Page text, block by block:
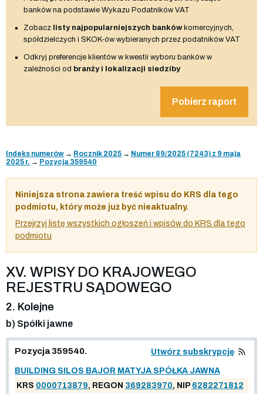
banków na podstawie Wykazu Podatników VAT
Zobacz listy najpopularniejszych bankówkomercyjnych,
spółdzielczych i SKOK-ów wybieranych przez podatników VAT
Odkryj preferencje klientów w kwestii wyboru banków w
zależności od branży i lokalizacji siedziby
Pobierz raport
Indeks numerów → Rocznik 2025 → Numer 89/2025 (7243) z 9 maja
2025 r. → Pozycja 359540
Niniejsza strona zawiera treść wpisu do KRS dla tego
podmiotu, który może już być nieaktualny.
Przejrzyj listę wszystkich ogłoszeń i wpisów do KRS dla tego
podmiotu
XV. WPISY DO KRAJOWEGO
REJESTRU SĄDOWEGO
2. Kolejne
b) Spółki jawne
Pozycja 359540. Utwórz subskrypcję
BUILDING SILOS BAJOR MATYJA SPÓŁKA JAWNA
KRS 0000713879, REGON 369283970, NIP 6282271812